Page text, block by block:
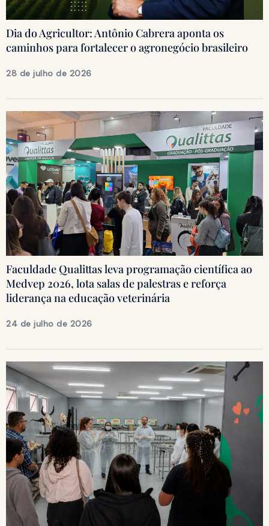
Dia do Agricultor: Antônio Cabrera aponta os
caminhos para fortalecer o agronegócio brasileiro
28 de julho de 2026
Faculdade Qualittas leva programação científica ao
Medvep 2026, lota salas de palestras e reforça
liderança na educação veterinária
24 de julho de 2026